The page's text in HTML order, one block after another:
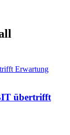
übertrifft